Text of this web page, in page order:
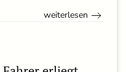
weiterlesen